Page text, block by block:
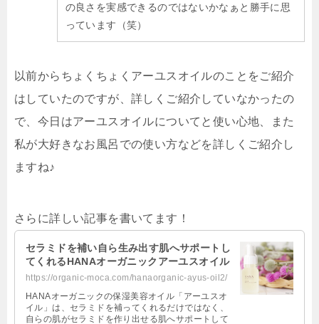
の良さを実感できるのではないかなぁと勝手に思
っています（笑）
以前からちょくちょくアーユスオイルのことをご紹介
はしていたのですが、詳しくご紹介していなかったの
で、今日はアーユスオイルについてと使い心地、また
私が大好きなお風呂での使い方などを詳しくご紹介し
ますね♪
さらに詳しい記事を書いてます！
セラミドを補い自ら生み出す肌へサポートし
てくれるHANAオーガニックアーユスオイル
https://organic-moca.com/hanaorganic-ayus-oil2/
HANAオーガニックの保湿美容オイル「アーユスオ
イル」は、セラミドを補ってくれるだけではなく、
自らの肌がセラミドを作り出せる肌へサポートして